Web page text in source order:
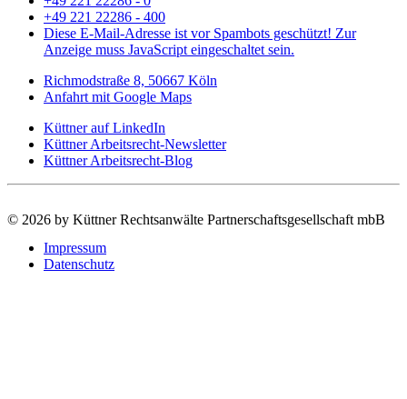
+49 221 22286 - 400
Diese E-Mail-Adresse ist vor Spambots geschützt! Zur
Anzeige muss JavaScript eingeschaltet sein.
Richmodstraße 8, 50667 Köln
Anfahrt mit Google Maps
Küttner auf LinkedIn
Küttner Arbeitsrecht-Newsletter
Küttner Arbeitsrecht-Blog
© 2026 by Küttner Rechtsanwälte Partnerschaftsgesellschaft mbB
Impressum
Datenschutz